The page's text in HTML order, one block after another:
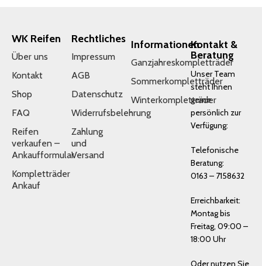
WK Reifen
Über uns
Kontakt
Shop
FAQ
Reifen
verkaufen –
Ankaufformular
Kompletträder
Ankauf
Rechtliches
Impressum
AGB
Datenschutz
Widerrufsbelehrung
Zahlung
und
Versand
Informationen
Ganzjahreskompletträder
Sommerkompletträder
Winterkompletträder
Kontakt &
Beratung
Unser Team
steht Ihnen
gerne
persönlich zur
Verfügung:
Telefonische
Beratung:
0163 – 7158632
Erreichbarkeit:
Montag bis
Freitag, 09:00 –
18:00 Uhr
Oder nutzen Sie